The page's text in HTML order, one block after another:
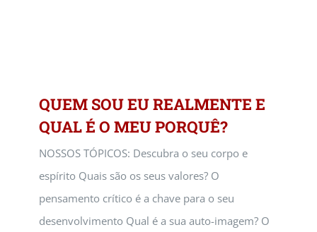
QUEM SOU EU REALMENTE E
QUAL É O MEU PORQUÊ?
NOSSOS TÓPICOS: Descubra o seu corpo e
espírito Quais são os seus valores? O
pensamento crítico é a chave para o seu
desenvolvimento Qual é a sua auto-imagem? O